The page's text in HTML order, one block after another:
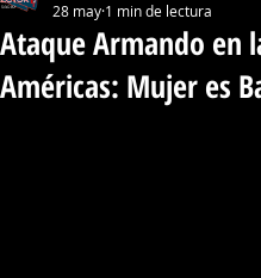
Ataque Armando en
Américas: Mujer es
28 may 1 min de lectura